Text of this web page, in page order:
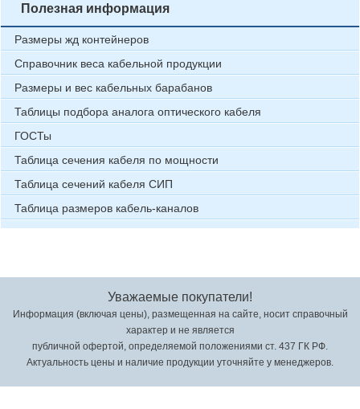
Полезная информация
Размеры жд контейнеров
Справочник веса кабельной продукции
Размеры и вес кабельных барабанов
Таблицы подбора аналога оптического кабеля
ГОСТы
Таблица сечения кабеля по мощности
Таблица сечений кабеля СИП
Таблица размеров кабель-каналов
Уважаемые покупатели!
Информация (включая цены), размещенная на сайте, носит справочный
характер и не является
публичной офертой, определяемой положениями ст. 437 ГК РФ.
Актуальность цены и наличие продукции уточняйте у менеджеров.